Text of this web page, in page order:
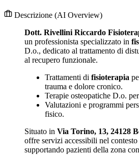
Descrizione (AI Overview)
Dott. Rivellini Riccardo
un professionista specializzato in
D.o., dedicato al trattamento di
al recupero funzionale.
Trattamenti di fisioterapia
trauma e dolore cronico.
Terapie osteopatiche D.o.
Valutazioni e programmi
fisico.
Situato in Via Torino, 13, 24128
offre servizi accessibili nel
supportando pazienti della zona